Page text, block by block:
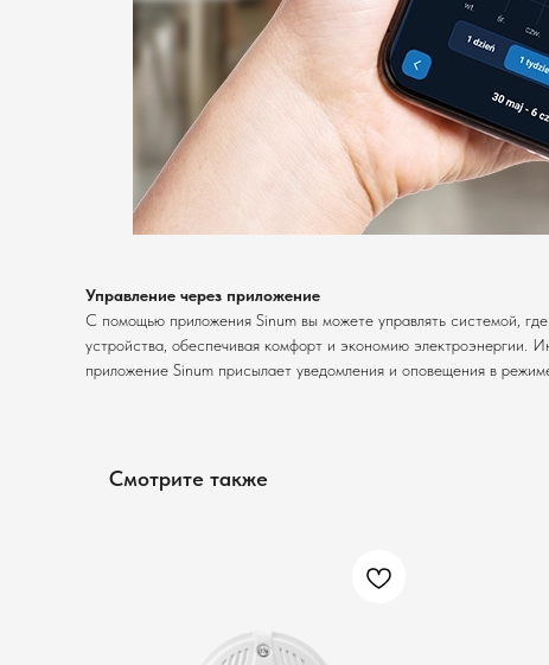
Управление через приложение
С помощью приложения Sinum вы можете управлять системой,
устройства, обеспечивая комфорт и экономию электроэнергии.
приложение Sinum присылает уведомления и оповещения в
Смотрите также